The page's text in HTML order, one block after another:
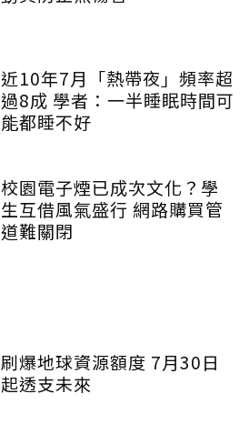
近10年7月「熱帶夜」頻率超
過8成 學者：一半睡眠時間可
能都睡不好
校園電子煙已成次文化？學
生互借風氣盛行 網路購買管
道難關閉
刷爆地球資源額度 7月30日
起透支未來